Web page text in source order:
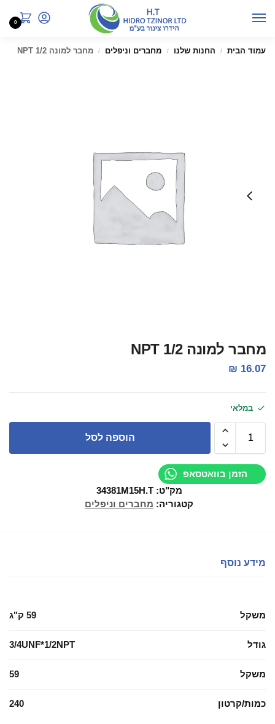
0
עמוד הבית / החנות שלנו / מחברים וניפלים / מחבר למונה 1/2 NPT
מחבר למונה 1/2 NPT
₪ 16.07
במלאי
הוספה לסל
הזמן בוואטסאפ
מק"ט:34381M15H.T
קטגוריה: מחברים וניפלים
מידע נוסף
משקל 59 ק"ג
גודל 3/4UNF*1/2NPT
משקל 59
כמות/קרטון 240